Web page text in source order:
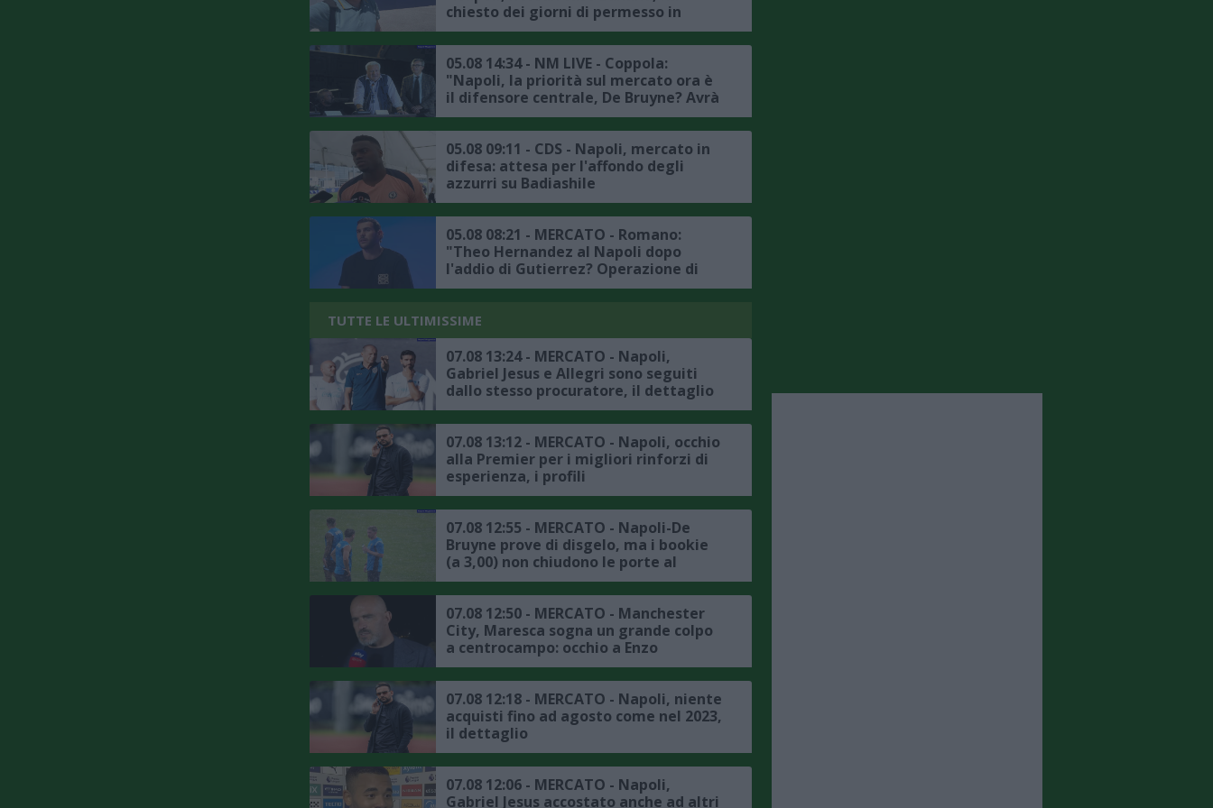
chiesto dei giorni di permesso in
accordo con la società, il punto sul
mercato"
05.08 14:34 - NM LIVE - Coppola:
"Napoli, la priorità sul mercato ora è
il difensore centrale, De Bruyne? Avrà
avuto delle rassicurazioni da Allegri"
05.08 09:11 - CDS - Napoli, mercato in
difesa: attesa per l'affondo degli
azzurri su Badiashile
05.08 08:21 - MERCATO - Romano:
"Theo Hernandez al Napoli dopo
l'addio di Gutierrez? Operazione di
fantasia, ingaggio fuori mercato per
TUTTE LE ULTIMISSIME
07.08 13:24 - MERCATO - Napoli,
Gabriel Jesus e Allegri sono seguiti
dallo stesso procuratore, il dettaglio
07.08 13:12 - MERCATO - Napoli, occhio
alla Premier per i migliori rinforzi di
esperienza, i profili
07.08 12:55 - MERCATO - Napoli-De
Bruyne prove di disgelo, ma i bookie
(a 3,00) non chiudono le porte al
trasferimento
07.08 12:50 - MERCATO - Manchester
City, Maresca sogna un grande colpo
a centrocampo: occhio a Enzo
Fernandez
07.08 12:18 - MERCATO - Napoli, niente
acquisti fino ad agosto come nel 2023,
il dettaglio
07.08 12:06 - MERCATO - Napoli,
Gabriel Jesus accostato anche ad altri